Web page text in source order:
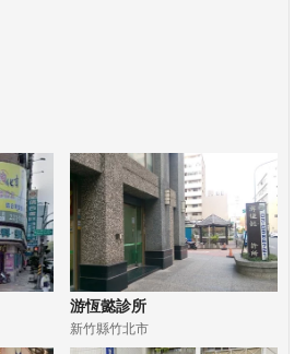
游恆懿診所
新竹縣竹北市